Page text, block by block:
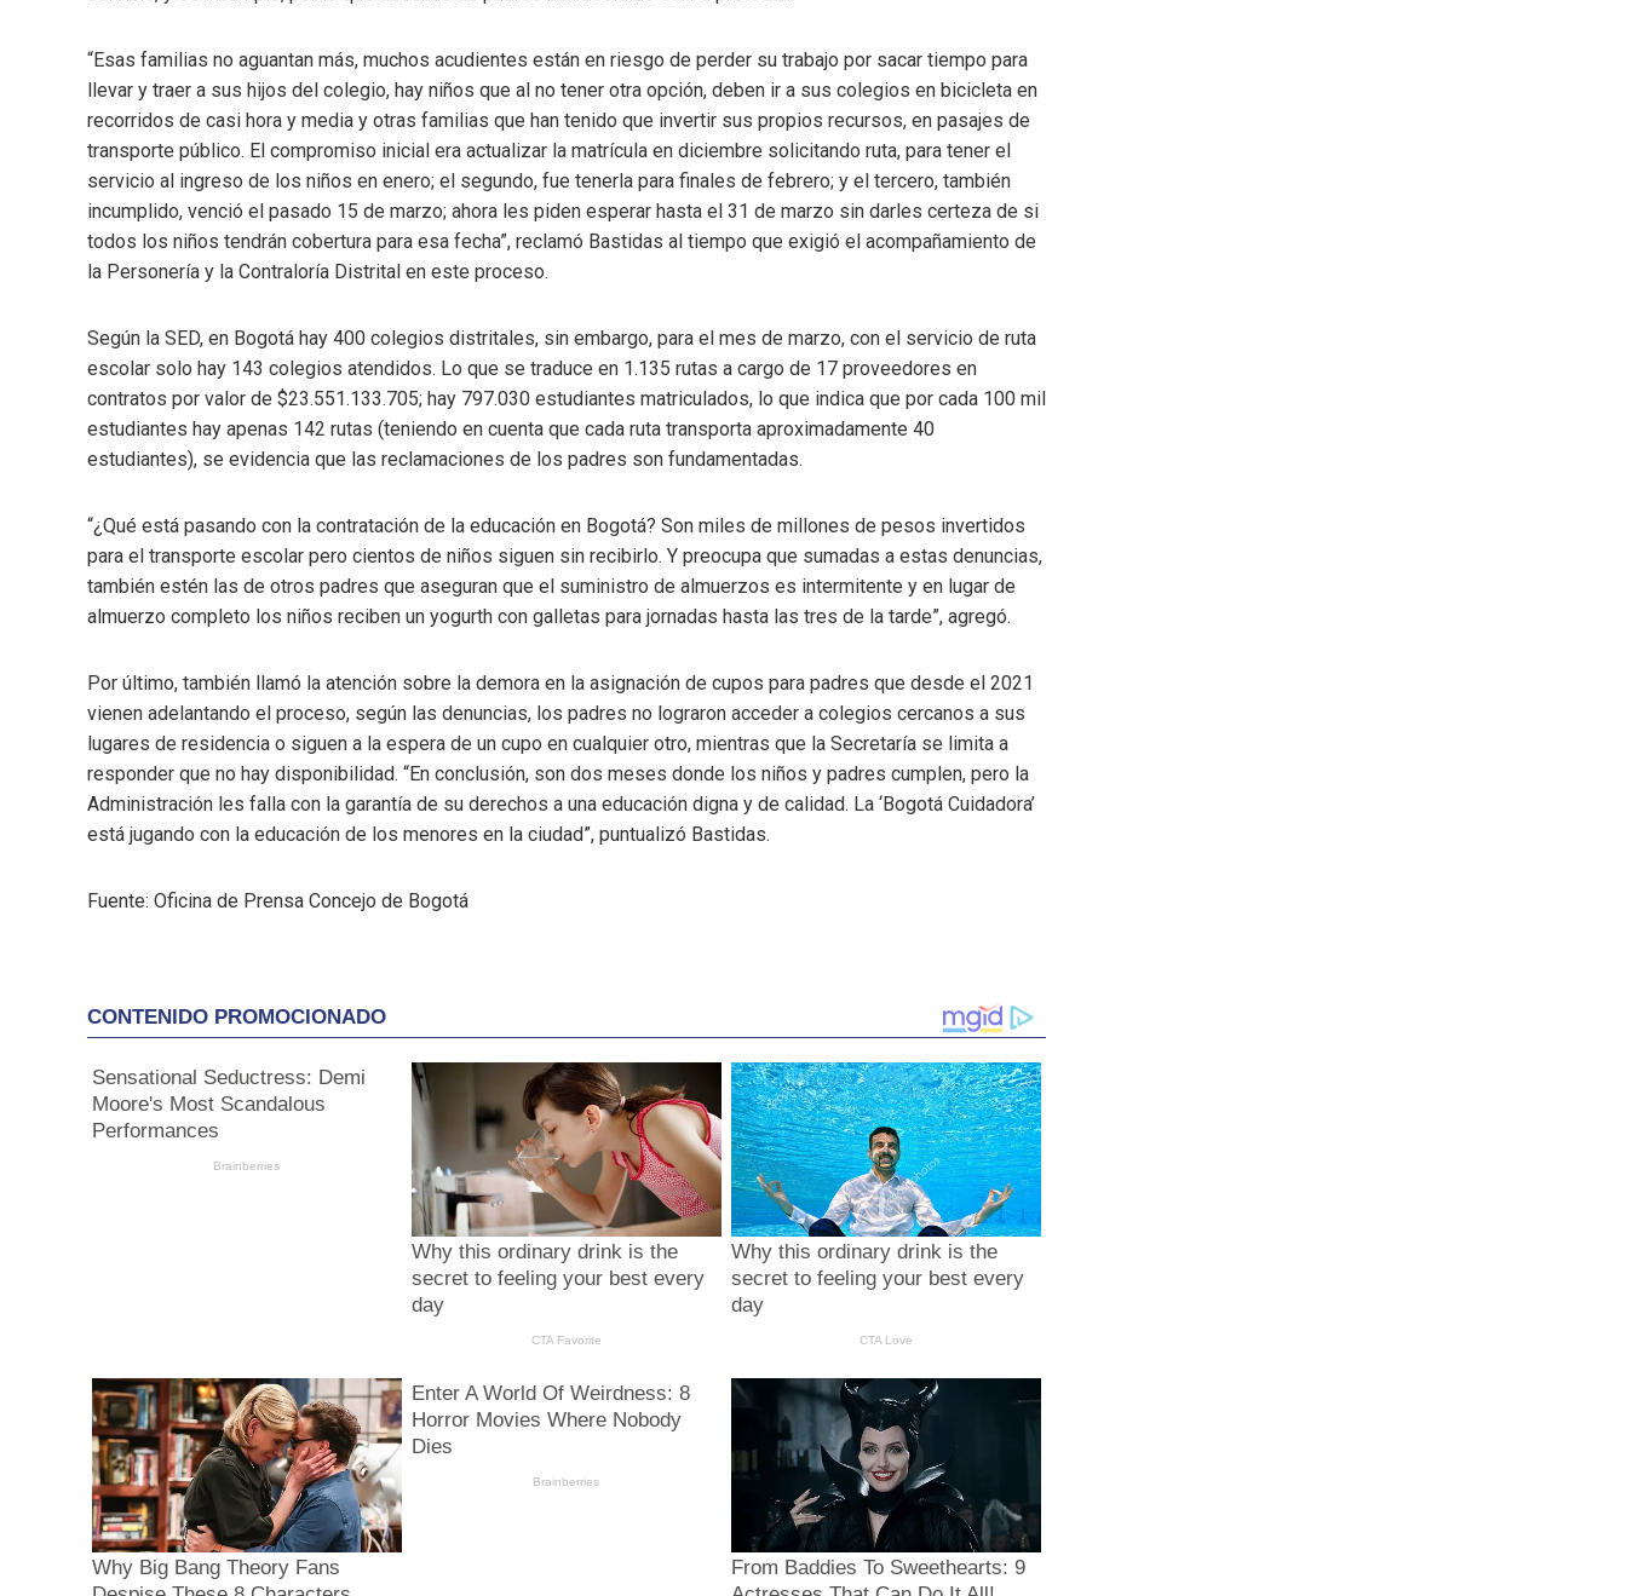
“Esas familias no aguantan más, muchos acudientes están en riesgo de perder su trabajo por sacar tiempo para
llevar y traer a sus hijos del colegio, hay niños que al no tener otra opción, deben ir a sus colegios en bicicleta en
recorridos de casi hora y media y otras familias que han tenido que invertir sus propios recursos, en pasajes de
transporte público. El compromiso inicial era actualizar la matrícula en diciembre solicitando ruta, para tener el
servicio al ingreso de los niños en enero; el segundo, fue tenerla para finales de febrero; y el tercero, también
incumplido, venció el pasado 15 de marzo; ahora les piden esperar hasta el 31 de marzo sin darles certeza de si
todos los niños tendrán cobertura para esa fecha”, reclamó Bastidas al tiempo que exigió el acompañamiento de
la Personería y la Contraloría Distrital en este proceso.
Según la SED, en Bogotá hay 400 colegios distritales, sin embargo, para el mes de marzo, con el servicio de ruta
escolar solo hay 143 colegios atendidos. Lo que se traduce en 1.135 rutas a cargo de 17 proveedores en
contratos por valor de $23.551.133.705; hay 797.030 estudiantes matriculados, lo que indica que por cada 100 mil
estudiantes hay apenas 142 rutas (teniendo en cuenta que cada ruta transporta aproximadamente 40
estudiantes), se evidencia que las reclamaciones de los padres son fundamentadas.
“¿Qué está pasando con la contratación de la educación en Bogotá? Son miles de millones de pesos invertidos
para el transporte escolar pero cientos de niños siguen sin recibirlo. Y preocupa que sumadas a estas denuncias,
también estén las de otros padres que aseguran que el suministro de almuerzos es intermitente y en lugar de
almuerzo completo los niños reciben un yogurth con galletas para jornadas hasta las tres de la tarde”, agregó.
Por último, también llamó la atención sobre la demora en la asignación de cupos para padres que desde el 2021
vienen adelantando el proceso, según las denuncias, los padres no lograron acceder a colegios cercanos a sus
lugares de residencia o siguen a la espera de un cupo en cualquier otro, mientras que la Secretaría se limita a
responder que no hay disponibilidad. “En conclusión, son dos meses donde los niños y padres cumplen, pero la
Administración les falla con la garantía de su derechos a una educación digna y de calidad. La ‘Bogotá Cuidadora’
está jugando con la educación de los menores en la ciudad”, puntualizó Bastidas.
Fuente: Oficina de Prensa Concejo de Bogotá